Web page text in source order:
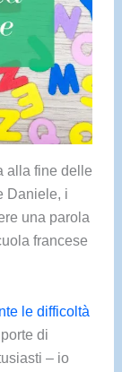
alla fine delle
Daniele, i
una parola
francese
le difficoltà
di
– io